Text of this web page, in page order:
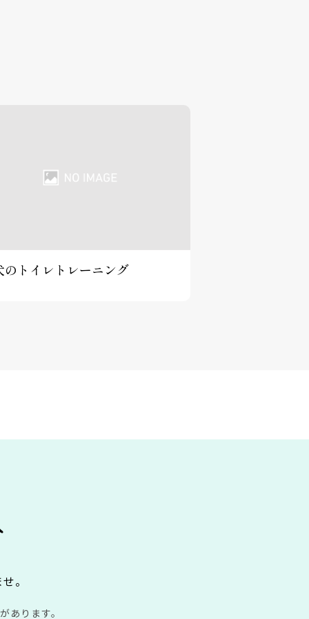
のトイレトレーニング
。
あります。